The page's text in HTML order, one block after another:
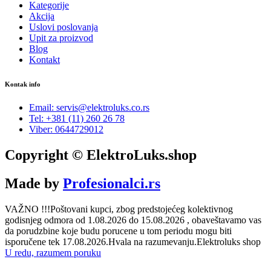
Kategorije
Akcija
Uslovi poslovanja
Upit za proizvod
Blog
Kontakt
Kontak info
Email: servis@elektroluks.co.rs
Tel: +381 (11) 260 26 78
Viber: 0644729012
Copyright © ElektroLuks.shop
Made by Profesionalci.rs
VAŽNO !!!Poštovani kupci, zbog predstojećeg kolektivnog
godisnjeg odmora od 1.08.2026 do 15.08.2026 , obaveštavamo vas
da porudzbine koje budu porucene u tom periodu mogu biti
isporučene tek 17.08.2026.Hvala na razumevanju.Elektroluks shop
U redu, razumem poruku